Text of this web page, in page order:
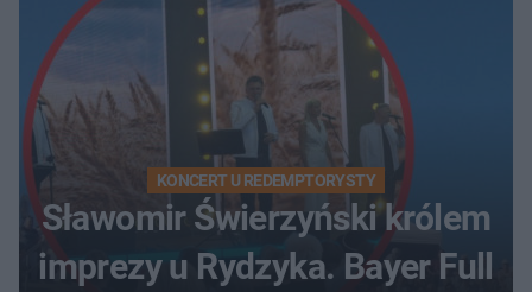
KONCERT U REDEMPTORYSTY
Sławomir Świerzyński królem
imprezy u Rydzyka. Bayer Full